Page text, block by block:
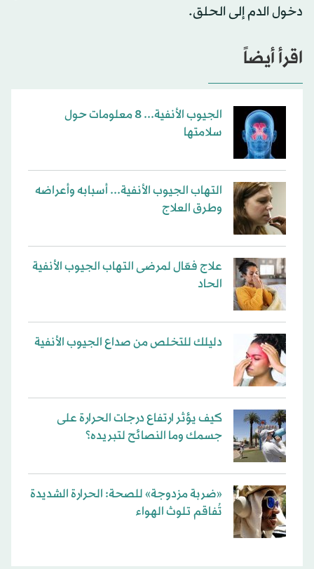
دخول الدم إلى الحلق.
اقرأ أيضاً
الجيوب الأنفية... 8 معلومات حول
سلامتها
التهاب الجيوب الأنفية... أسبابه وأعراضه
وطرق العلاج
علاج فعّال لمرضى التهاب الجيوب الأنفية
الحاد
دليلك للتخلص من صداع الجيوب الأنفية
كيف يؤثر ارتفاع درجات الحرارة على
جسمك وما النصائح لتبريده؟
«ضربة مزدوجة» للصحة: الحرارة الشديدة
تُفاقم تلوث الهواء